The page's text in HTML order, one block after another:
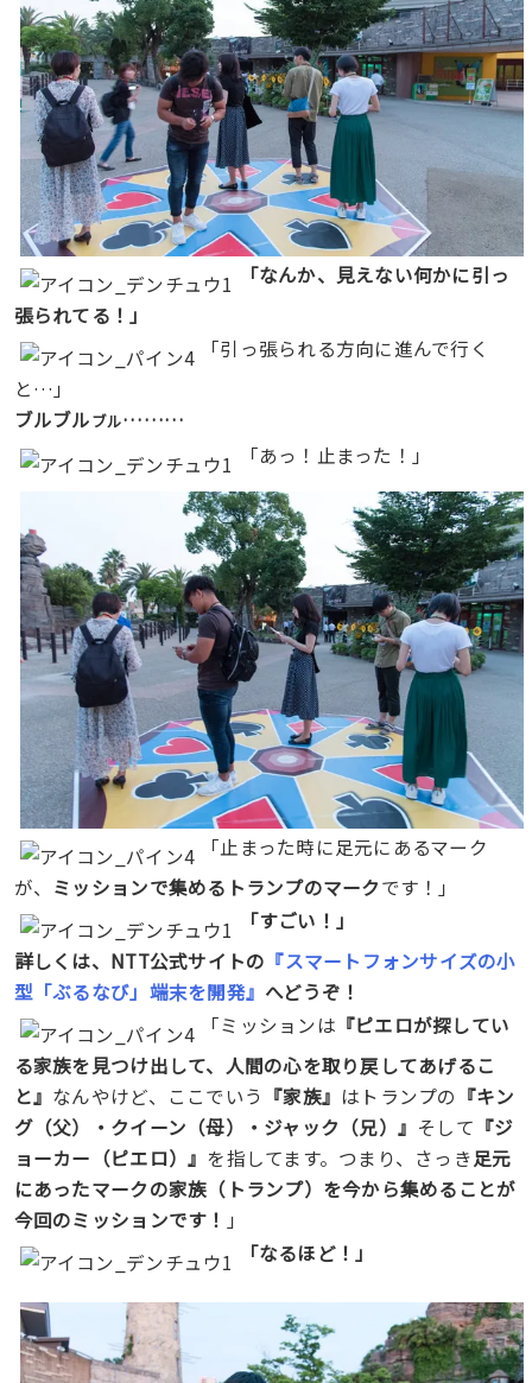
「なんか、見えない何かに引っ
張られてる！」
「引っ張られる方向に進んで行く
と…」
ブルブルブル………
「あっ！止まった！」
「止まった時に足元にあるマーク
が、 ミッションで集めるトランプのマークです！」
「すごい！」
詳しくは、NTT公式サイトの 『スマートフォンサイズの小
型「ぶるなび」端末を開発』 へどうぞ！
「ミッションは 『ピエロが探してい
る家族を見つけ出して、人間の心を取り戻してあげるこ
と』 なんやけど、ここでいう 『家族』 はトランプの 『キン
グ（父）・クイーン（母）・ジャック（兄）』 そして 『ジ
ョーカー（ピエロ）』 を指してます。つまり、さっき足元
にあったマークの家族（トランプ）を今から集めることが
今回のミッションです！ 」
「なるほど！」